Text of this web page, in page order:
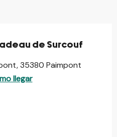
de Surcouf
35380 Paimpont
llegar